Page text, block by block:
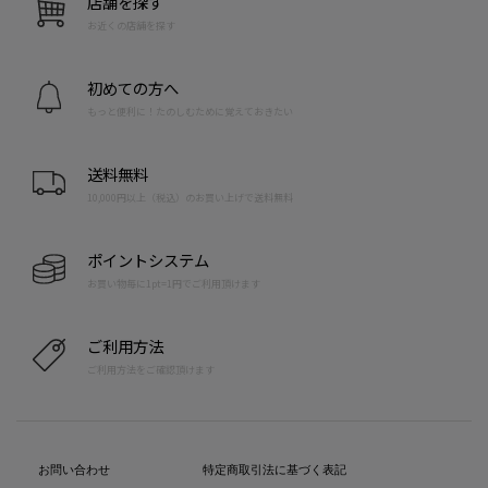
お近くの店舗を探す
初めての方へ
もっと便利に！たのしむために覚えておきたい
送料無料
10,000円以上（税込）のお買い上げで送料無料
ポイントシステム
お買い物毎に1pt=1円でご利用頂けます
ご利用方法
ご利用方法をご確認頂けます
お問い合わせ 特定商取引法に基づく表記